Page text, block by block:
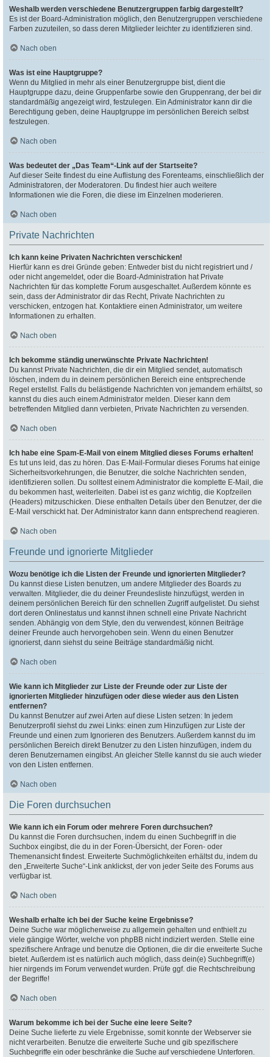
Weshalb werden verschiedene Benutzergruppen farbig dargestellt?
Es ist der Board-Administration möglich, den Benutzergruppen verschiedene
Farben zuzuteilen, so dass deren Mitglieder leichter zu identifizieren sind.
Nach oben
Was ist eine Hauptgruppe?
Wenn du Mitglied in mehr als einer Benutzergruppe bist, dient die
Hauptgruppe dazu, deine Gruppenfarbe sowie den Gruppenrang, der bei dir
standardmäßig angezeigt wird, festzulegen. Ein Administrator kann dir die
Berechtigung geben, deine Hauptgruppe im persönlichen Bereich selbst
festzulegen.
Nach oben
Was bedeutet der „Das Team“-Link auf der Startseite?
Auf dieser Seite findest du eine Auflistung des Forenteams, einschließlich der
Administratoren, der Moderatoren. Du findest hier auch weitere
Informationen wie die Foren, die diese im Einzelnen moderieren.
Nach oben
Private Nachrichten
Ich kann keine Privaten Nachrichten verschicken!
Hierfür kann es drei Gründe geben: Entweder bist du nicht registriert und /
oder nicht angemeldet, oder die Board-Administration hat Private
Nachrichten für das komplette Forum ausgeschaltet. Außerdem könnte es
sein, dass der Administrator dir das Recht, Private Nachrichten zu
verschicken, entzogen hat. Kontaktiere einen Administrator, um weitere
Informationen zu erhalten.
Nach oben
Ich bekomme ständig unerwünschte Private Nachrichten!
Du kannst Private Nachrichten, die dir ein Mitglied sendet, automatisch
löschen, indem du in deinem persönlichen Bereich eine entsprechende
Regel erstellst. Falls du belästigende Nachrichten von jemandem erhältst, so
kannst du dies auch einem Administrator melden. Dieser kann dem
betreffenden Mitglied dann verbieten, Private Nachrichten zu versenden.
Nach oben
Ich habe eine Spam-E-Mail von einem Mitglied dieses Forums erhalten!
Es tut uns leid, das zu hören. Das E-Mail-Formular dieses Forums hat einige
Sicherheitsvorkehrungen, die Benutzer, die solche Nachrichten senden,
identifizieren sollen. Du solltest einem Administrator die komplette E-Mail, die
du bekommen hast, weiterleiten. Dabei ist es ganz wichtig, die Kopfzeilen
(Headers) mitzuschicken. Diese enthalten Details über den Benutzer, der die
E-Mail verschickt hat. Der Administrator kann dann entsprechend reagieren.
Nach oben
Freunde und ignorierte Mitglieder
Wozu benötige ich die Listen der Freunde und ignorierten Mitglieder?
Du kannst diese Listen benutzen, um andere Mitglieder des Boards zu
verwalten. Mitglieder, die du deiner Freundesliste hinzufügst, werden in
deinem persönlichen Bereich für den schnellen Zugriff aufgelistet. Du siehst
dort deren Onlinestatus und kannst ihnen schnell eine Private Nachricht
senden. Abhängig von dem Style, den du verwendest, können Beiträge
deiner Freunde auch hervorgehoben sein. Wenn du einen Benutzer
ignorierst, dann siehst du seine Beiträge standardmäßig nicht.
Nach oben
Wie kann ich Mitglieder zur Liste der Freunde oder zur Liste der
ignorierten Mitglieder hinzufügen oder diese wieder aus den Listen
entfernen?
Du kannst Benutzer auf zwei Arten auf diese Listen setzen: In jedem
Benutzerprofil siehst du zwei Links: einen zum Hinzufügen zur Liste der
Freunde und einen zum Ignorieren des Benutzers. Außerdem kannst du im
persönlichen Bereich direkt Benutzer zu den Listen hinzufügen, indem du
deren Benutzernamen eingibst. An gleicher Stelle kannst du sie auch wieder
von den Listen entfernen.
Nach oben
Die Foren durchsuchen
Wie kann ich ein Forum oder mehrere Foren durchsuchen?
Du kannst die Foren durchsuchen, indem du einen Suchbegriff in die
Suchbox eingibst, die du in der Foren-Übersicht, der Foren- oder
Themenansicht findest. Erweiterte Suchmöglichkeiten erhältst du, indem du
den „Erweiterte Suche“-Link anklickst, der von jeder Seite des Forums aus
verfügbar ist.
Nach oben
Weshalb erhalte ich bei der Suche keine Ergebnisse?
Deine Suche war möglicherweise zu allgemein gehalten und enthielt zu
viele gängige Wörter, welche von phpBB nicht indiziert werden. Stelle eine
spezifischere Anfrage und benutze die Optionen, die dir die erweiterte Suche
bietet. Außerdem ist es natürlich auch möglich, dass dein(e) Suchbegriff(e)
hier nirgends im Forum verwendet wurden. Prüfe ggf. die Rechtschreibung
der Begriffe!
Nach oben
Warum bekomme ich bei der Suche eine leere Seite?
Deine Suche lieferte zu viele Ergebnisse, somit konnte der Webserver sie
nicht verarbeiten. Benutze die erweiterte Suche und gib spezifischere
Suchbegriffe ein oder beschränke die Suche auf verschiedene Unterforen.